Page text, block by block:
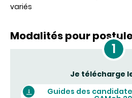
variés
Modalités pour
Je télécharge
Guides des